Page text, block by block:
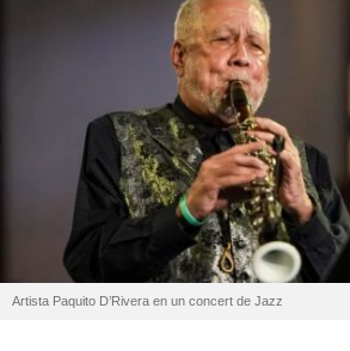
Artista Paquito D’Rivera en un concert de Jazz